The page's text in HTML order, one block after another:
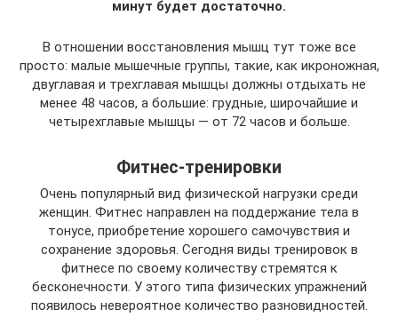
минут будет достаточно.
В отношении восстановления мышц тут тоже все
просто: малые мышечные группы, такие, как икроножная,
двуглавая и трехглавая мышцы должны отдыхать не
менее 48 часов, а большие: грудные, широчайшие и
четырехглавые мышцы — от 72 часов и больше.
Фитнес-тренировки
Очень популярный вид физической нагрузки среди
женщин. Фитнес направлен на поддержание тела в
тонусе, приобретение хорошего самочувствия и
сохранение здоровья. Сегодня виды тренировок в
фитнесе по своему количеству стремятся к
бесконечности. У этого типа физических упражнений
появилось невероятное количество разновидностей.